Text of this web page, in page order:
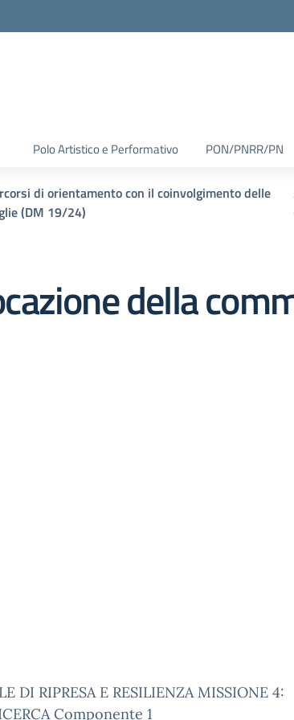
Polo Artistico e Performativo PON/PNRR/PN
di orientamento con il coinvolgimento delle
(DM 19/24)
della
DI RIPRESA E RESILIENZA MISSIONE 4:
Componente 1